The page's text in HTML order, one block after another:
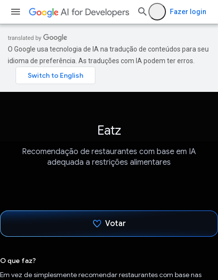
Fazer login
O Google usa tecnologia de IA na tradução de conteúdos para seu
idioma de preferência. As traduções com IA podem ter erros.
Eatz
Recomendação de restaurantes com base em IA
adequada a restrições alimentares
Votar
O que faz?
Em vez de simplesmente recomendar restaurantes com base nas